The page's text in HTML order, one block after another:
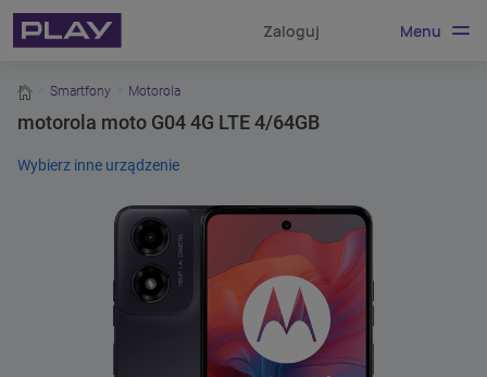
Zaloguj Menu
home
Smartfony Motorola
motorola moto G04 4G LTE 4/64GB
Wybierz inne urządzenie